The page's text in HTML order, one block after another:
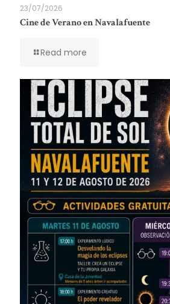
23/07/2026
Cine de Verano en Navalafuente
Read more